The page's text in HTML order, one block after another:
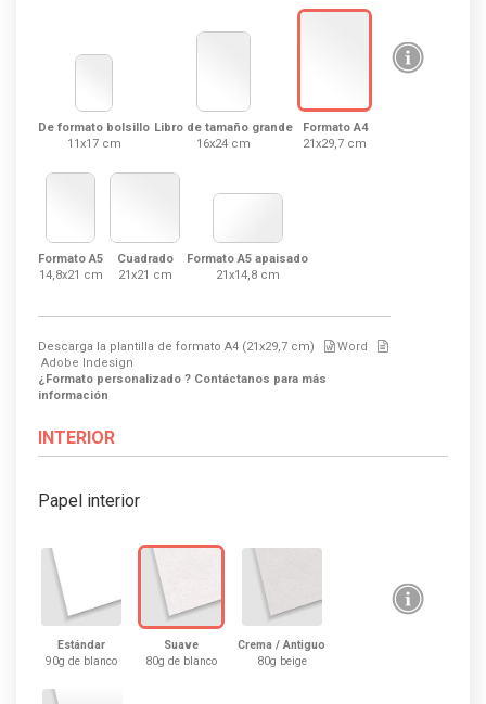
De formato bolsillo
11x17 cm
Libro de tamaño grande
16x24 cm
Formato A4
21x29,7 cm
Formato A5
14,8x21 cm
Cuadrado
21x21 cm
Formato A5 apaisado
21x14,8 cm
Descarga la plantilla de formato A4 (21x29,7 cm)
Word
Adobe Indesign
¿Formato personalizado ? Contáctanos para más
información
INTERIOR
Papel interior
Estándar
90g de blanco
Suave
80g de blanco
Crema / Antiguo
80g beige